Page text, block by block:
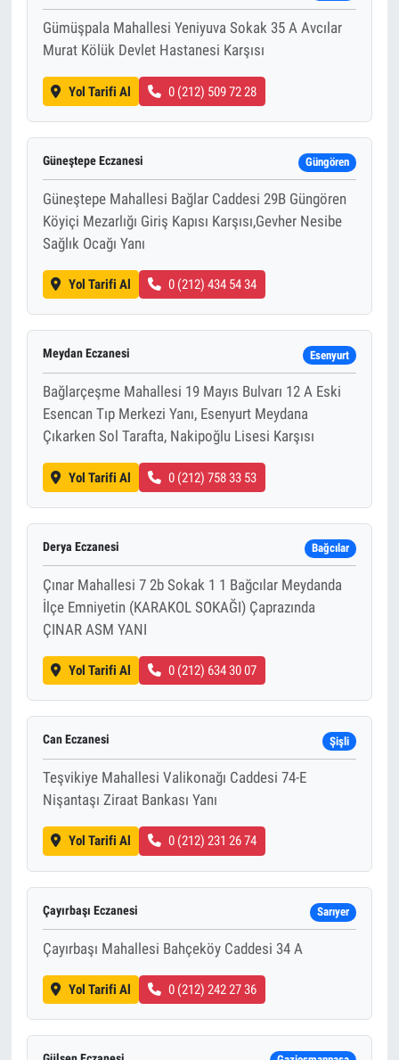
Gümüşpala Mahallesi Yeniyuva Sokak 35 A Avcılar
Murat Kölük Devlet Hastanesi Karşısı
Yol Tarifi Al 0 (212) 509 72 28
Güneştepe Eczanesi Güngören
Güneştepe Mahallesi Bağlar Caddesi 29B Güngören
Köyiçi Mezarlığı Giriş Kapısı Karşısı,Gevher Nesibe
Sağlık Ocağı Yanı
Yol Tarifi Al 0 (212) 434 54 34
Meydan Eczanesi Esenyurt
Bağlarçeşme Mahallesi 19 Mayıs Bulvarı 12 A Eski
Esencan Tıp Merkezi Yanı, Esenyurt Meydana
Çıkarken Sol Tarafta, Nakipoğlu Lisesi Karşısı
Yol Tarifi Al 0 (212) 758 33 53
Derya Eczanesi Bağcılar
Çınar Mahallesi 7 2b Sokak 1 1 Bağcılar Meydanda
İlçe Emniyetin (KARAKOL SOKAĞI) Çaprazında
ÇINAR ASM YANI
Yol Tarifi Al 0 (212) 634 30 07
Can Eczanesi Şişli
Teşvikiye Mahallesi Valikonağı Caddesi 74-E
Nişantaşı Ziraat Bankası Yanı
Yol Tarifi Al 0 (212) 231 26 74
Çayırbaşı Eczanesi Sarıyer
Çayırbaşı Mahallesi Bahçeköy Caddesi 34 A
Yol Tarifi Al 0 (212) 242 27 36